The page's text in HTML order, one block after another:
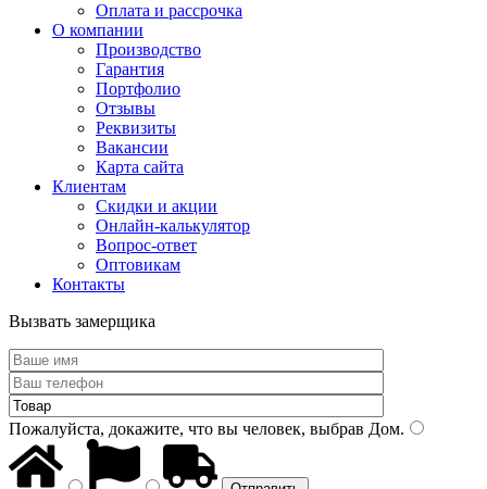
Оплата и рассрочка
О компании
Производство
Гарантия
Портфолио
Отзывы
Реквизиты
Вакансии
Карта сайта
Клиентам
Скидки и акции
Онлайн-калькулятор
Вопрос-ответ
Оптовикам
Контакты
Вызвать замерщика
Пожалуйста, докажите, что вы человек, выбрав Дом.